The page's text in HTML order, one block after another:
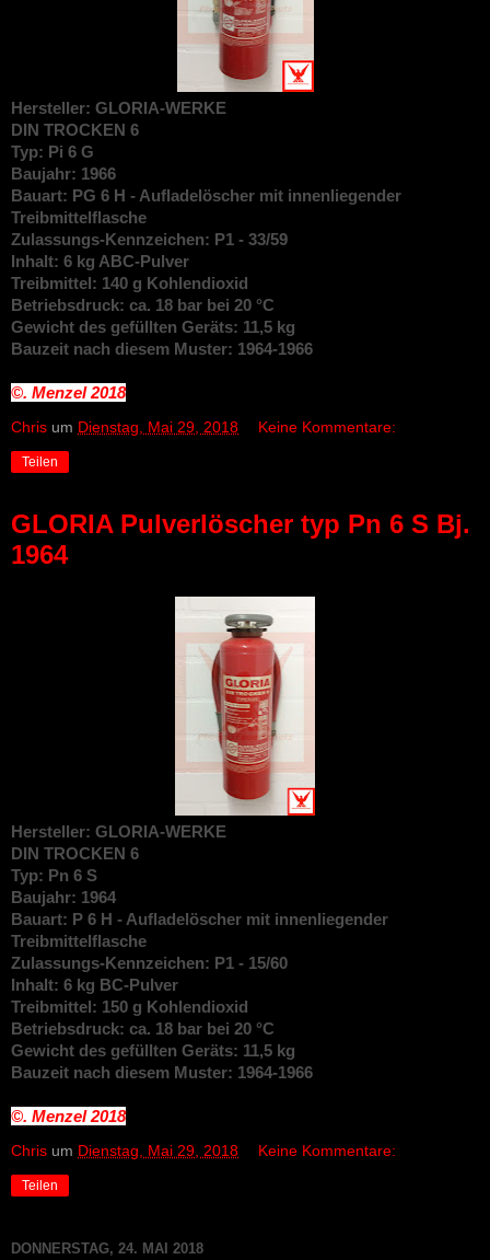
Hersteller: GLORIA-WERKE
DIN TROCKEN 6
Typ: Pi 6 G
Baujahr: 1966
Bauart: PG 6 H - Aufladelöscher mit innenliegender
Treibmittelflasche
Zulassungs-Kennzeichen: P1 - 33/59
Inhalt: 6 kg ABC-Pulver
Treibmittel: 140 g Kohlendioxid
Betriebsdruck: ca. 18 bar bei 20 °C
Gewicht des gefüllten Geräts: 11,5 kg
Bauzeit nach diesem Muster: 1964-1966
©. Menzel2018
Chris um Dienstag, Mai 29, 2018 Keine Kommentare:
Teilen
GLORIA Pulverlöscher typ Pn 6 S Bj.
1964
Hersteller: GLORIA-WERKE
DIN TROCKEN 6
Typ: Pn 6 S
Baujahr: 1964
Bauart: P 6 H - Aufladelöscher mit innenliegender
Treibmittelflasche
Zulassungs-Kennzeichen: P1 - 15/60
Inhalt: 6 kg BC-Pulver
Treibmittel: 150 g Kohlendioxid
Betriebsdruck: ca. 18 bar bei 20 °C
Gewicht des gefüllten Geräts: 11,5 kg
Bauzeit nach diesem Muster: 1964-1966
©. Menzel2018
Chris um Dienstag, Mai 29, 2018 Keine Kommentare:
Teilen
DONNERSTAG, 24. MAI 2018